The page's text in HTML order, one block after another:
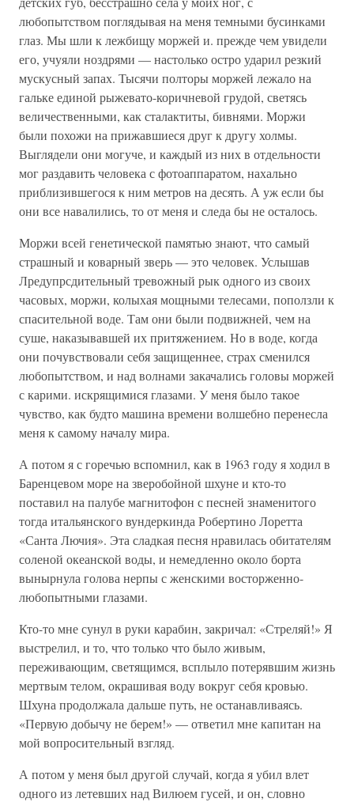
любопытством поглядывая на меня темными бусинками
глаз. Мы шли к лежбищу моржей и. прежде чем увидели
его, учуяли ноздрями — настолько остро ударил резкий
мускусный запах. Тысячи полторы моржей лежало на
гальке единой рыжевато-коричневой грудой, светясь
величественными, как сталактиты, бивнями. Моржи
были похожи на прижавшиеся друг к другу холмы.
Выглядели они могуче, и каждый из них в отдельности
мог раздавить человека с фотоаппаратом, нахально
приблизившегося к ним метров на десять. А уж если бы
они все навалились, то от меня и следа бы не осталось.
Моржи всей генетической памятью знают, что самый
страшный и коварный зверь — это человек. Услышав
Лредупрсдительный тревожный рык одного из своих
часовых, моржи, колыхая мощными телесами, поползли к
спасительной воде. Там они были подвижней, чем на
суше, наказывавшей их притяжением. Но в воде, когда
они почувствовали себя защищеннее, страх сменился
любопытством, и над волнами закачались головы моржей
с карими. искрящимися глазами. У меня было такое
чувство, как будто машина времени волшебно перенесла
меня к самому началу мира.
А потом я с горечью вспомнил, как в 1963 году я ходил в
Баренцевом море на зверобойной шхуне и кто-то
поставил на палубе магнитофон с песней знаменитого
тогда итальянского вундеркинда Робертино Лоретта
«Санта Лючия». Эта сладкая песня нравилась обитателям
соленой океанской воды, и немедленно около борта
вынырнула голова нерпы с женскими восторженно-
любопытными глазами.
Кто-то мне сунул в руки карабин, закричал: «Стреляй!» Я
выстрелил, и то, что только что было живым,
переживающим, светящимся, всплыло потерявшим жизнь
мертвым телом, окрашивая воду вокруг себя кровью.
Шхуна продолжала дальше путь, не останавливаясь.
«Первую добычу не берем!» — ответил мне капитан на
мой вопросительный взгляд.
А потом у меня был другой случай, когда я убил влет
одного из летевших над Вилюем гусей, и он, словно